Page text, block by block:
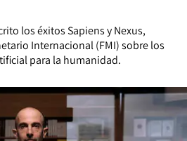
los éxitos Sapiens y Nexus,
Internacional (FMI) sobre los
para la humanidad.